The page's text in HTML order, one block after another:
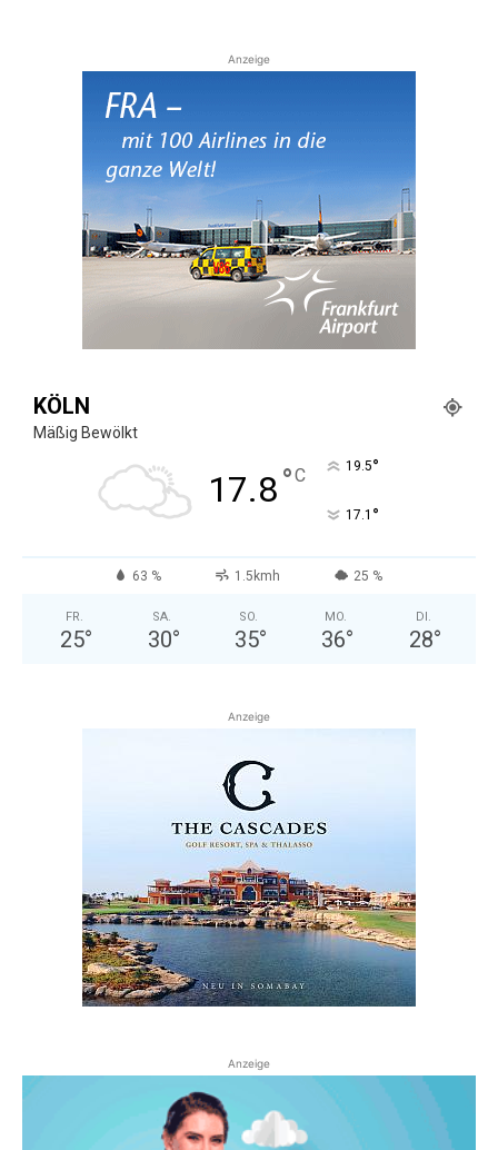
Anzeige
KÖLN
Mäßig Bewölkt
17.8°C 19.5°
17.1 °
63 % 1.5kmh 25 %
FR.
25°
SA.
30°
SO.
35°
MO.
36°
DI.
28°
Anzeige
Anzeige